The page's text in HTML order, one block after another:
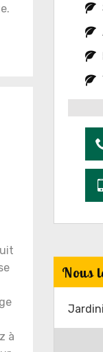
à
Nous